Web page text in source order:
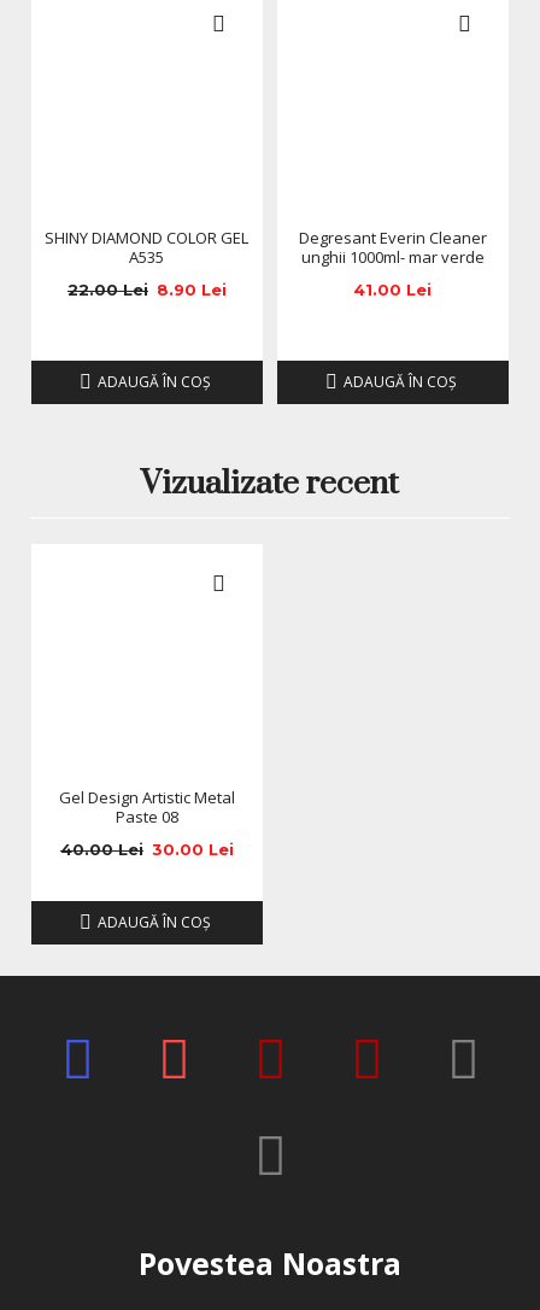
SHINY DIAMOND COLOR GEL
A535
8.90 Lei
22.00 Lei
ADAUGĂ ÎN COŞ
Degresant Everin Cleaner
unghii 1000ml- mar verde
41.00 Lei
ADAUGĂ ÎN COŞ
Vizualizate recent
Gel Design Artistic Metal
Paste 08
30.00 Lei
40.00 Lei
ADAUGĂ ÎN COŞ
Povestea Noastra